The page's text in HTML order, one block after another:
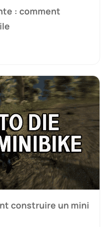
: comment
construire un mini